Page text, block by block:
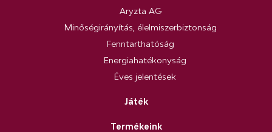
Aryzta AG
Minőségirányítás, élelmiszerbiztonság
Fenntarthatóság
Energiahatékonyság
Éves jelentések
Játék
Termékeink